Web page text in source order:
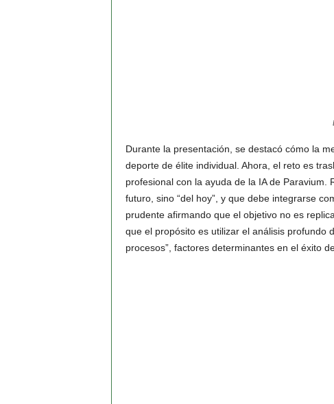
Durante la presentación, se destacó cómo la
deporte de élite individual. Ahora, el reto es
profesional con la ayuda de la IA de
futuro, sino “del hoy”, y que debe integrarse
prudente afirmando que el objetivo no es
que el propósito es utilizar el análisis profundo
procesos”, factores determinantes en el éxito